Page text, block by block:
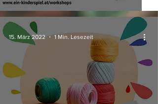
15. März 2022 1 Min. Lesezeit